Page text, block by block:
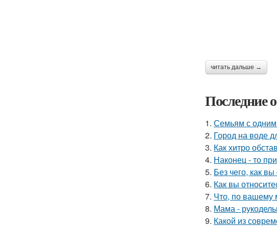
читать дальше →
Последние
1. Семьям с одним
2. Город на воде
3. Как хитро
4. Наконец - то
5. Без чего, как
6. Как вы
7. Что, по вашему
8. Мама -
9. Какой из